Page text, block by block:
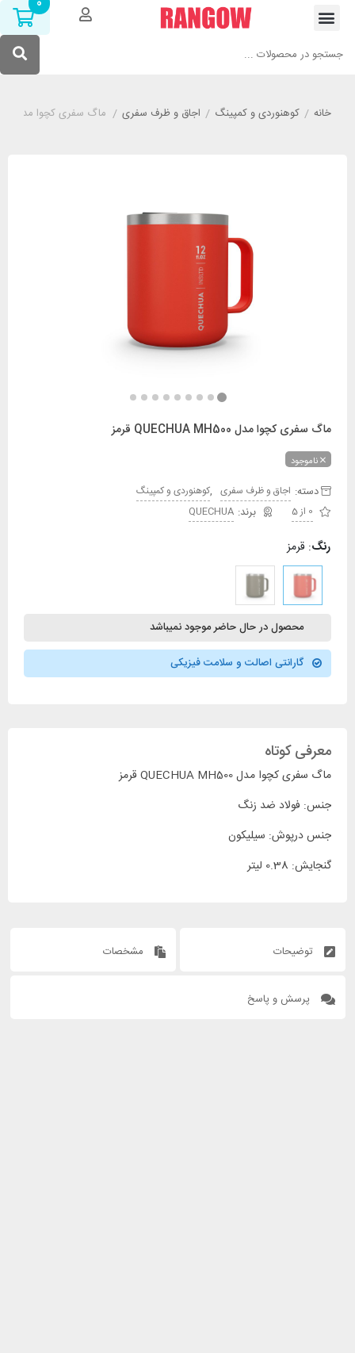
خانه/ کوهنوردی و کمپینگ/ اجاق و ظرف سفری/ ماگ سفری کچوا مدل QUECHUA MH500 قرمز
ماگ سفری کچوا مدل QUECHUA MH500 قرمز
ناموجود
دسته: اجاق و ظرف سفری
کوهنوردی و کمپینگ
0 از 5
QUECHUA
رنگ:قرمز
محصول در حال حاضر موجود نمیباشد
گارانتی اصالت و سلامت فیزیکی
معرفی کوتاه
ماگ سفری کچوا مدل QUECHUA MH500 قرمز
جنس: فولاد ضد زنگ
جنس درپوش: سیلیکون
گنجایش: 0.38 لیتر
توضیحات مشخصات
پرسش و پاسخ